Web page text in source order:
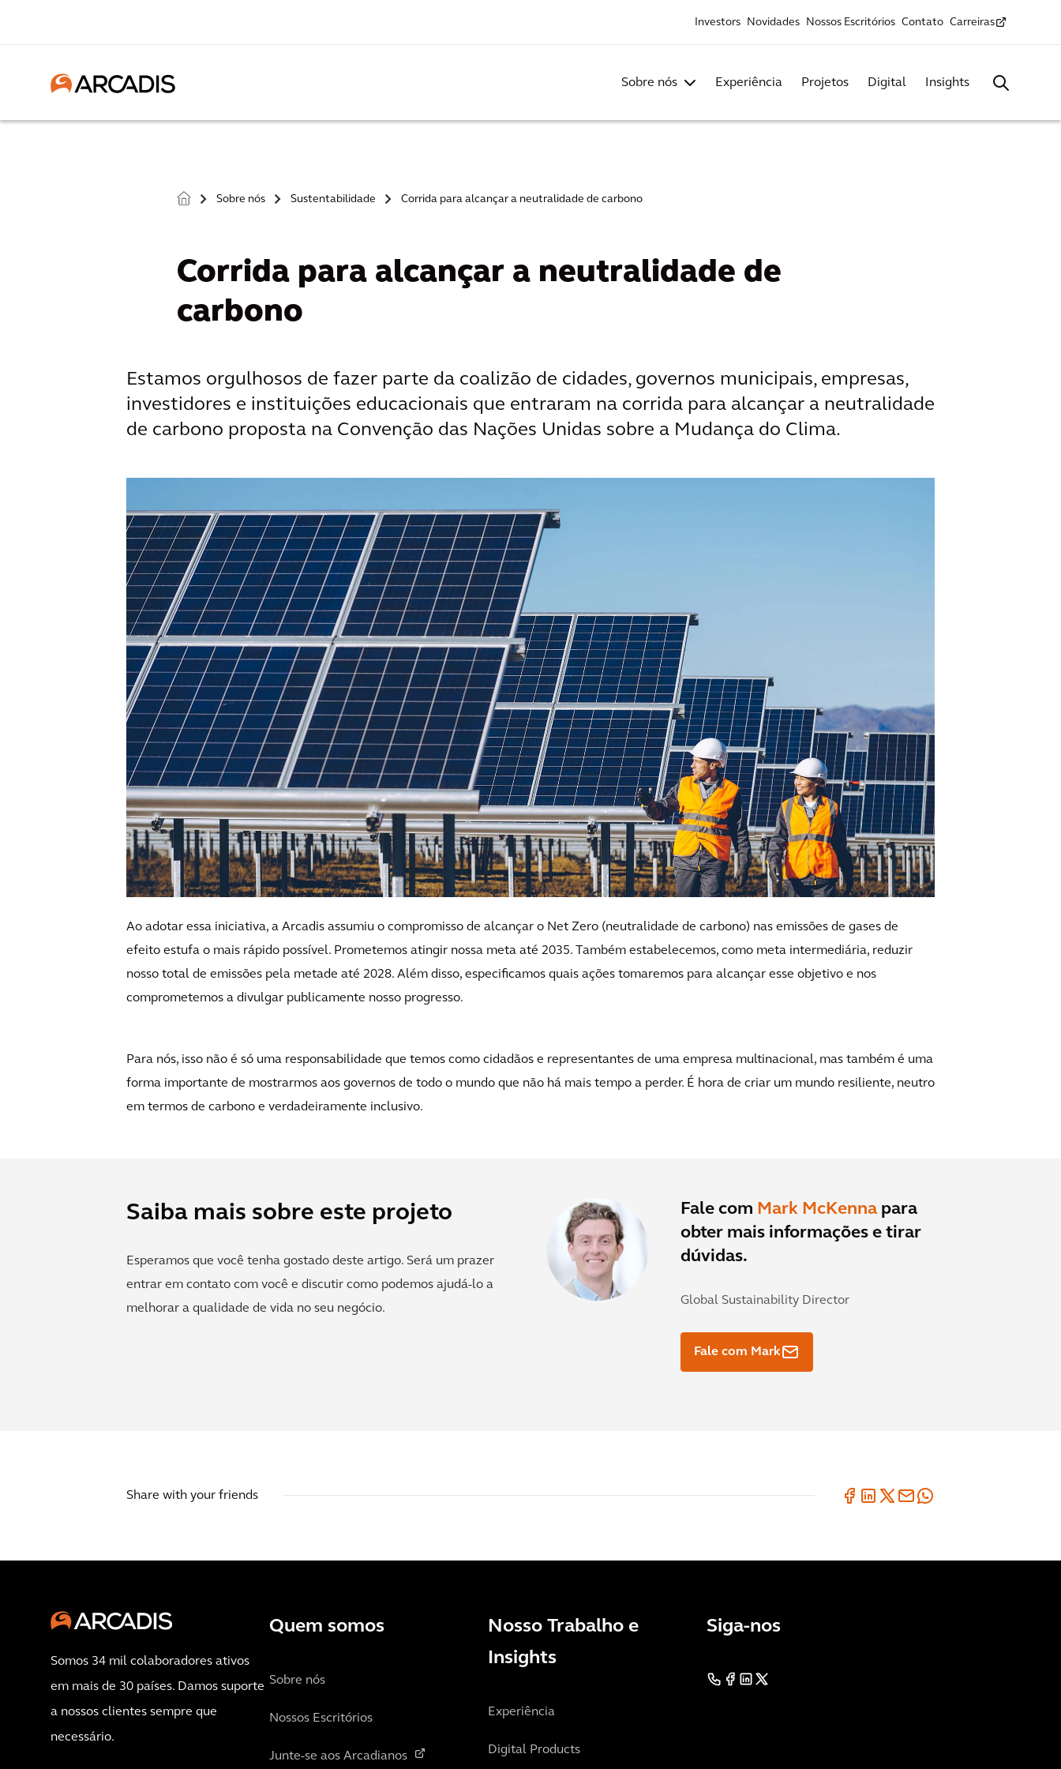
Investors Novidades Nossos Escritórios Contato Carreiras
Sobre nós Experiência Projetos Digital Insights
> Sobre nós > Sustentabilidade > Corrida para alcançar a neutralidade de carbono
Corrida para alcançar a neutralidade de
carbono
Estamos orgulhosos de fazer parte da coalizão de cidades, governos municipais, empresas,
investidores e instituições educacionais que entraram na corrida para alcançar a neutralidade
de carbono proposta na Convenção das Nações Unidas sobre a Mudança do Clima.
Ao adotar essa iniciativa, a Arcadis assumiu o compromisso de alcançar o Net Zero (neutralidade de carbono) nas emissões de gases de
efeito estufa o mais rápido possível. Prometemos atingir nossa meta até 2035. Também estabelecemos, como meta intermediária, reduzir
nosso total de emissões pela metade até 2028. Além disso, especificamos quais ações tomaremos para alcançar esse objetivo e nos
comprometemos a divulgar publicamente nosso progresso.
Para nós, isso não é só uma responsabilidade que temos como cidadãos e representantes de uma empresa multinacional, mas também é uma
forma importante de mostrarmos aos governos de todo o mundo que não há mais tempo a perder. É hora de criar um mundo resiliente, neutro
em termos de carbono e verdadeiramente inclusivo.
Saiba mais sobre este projeto
Esperamos que você tenha gostado deste artigo. Será um prazer
entrar em contato com você e discutir como podemos ajudá-lo a
melhorar a qualidade de vida no seu negócio.
Fale com Mark McKenna para
obter mais informações e tirar
dúvidas.
Global Sustainability Director
Fale com Mark
Share with your friends
Somos 34 mil colaboradores ativos
em mais de 30 países. Damos suporte
a nossos clientes sempre que
necessário.
Quem somos
Sobre nós
Nossos Escritórios
Junte-se aos Arcadianos
Nosso Trabalho e
Insights
Experiência
Digital Products
Siga-nos